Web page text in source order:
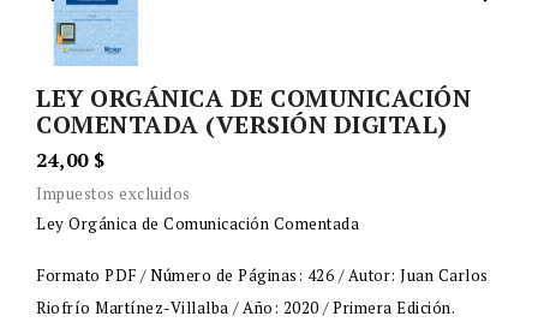
LEY ORGÁNICA DE COMUNICACIÓN
COMENTADA (VERSIÓN DIGITAL)
24,00 $
Impuestos excluidos
Ley Orgánica de Comunicación Comentada
Formato PDF / Número de Páginas: 426 / Autor: Juan Carlos
Riofrío Martínez-Villalba / Año: 2020 / Primera Edición.